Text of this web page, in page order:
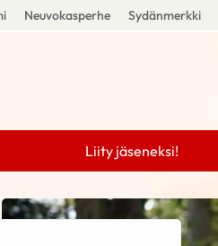
Neuvokasperhe Sydänmerkki
Liity jäseneksi!